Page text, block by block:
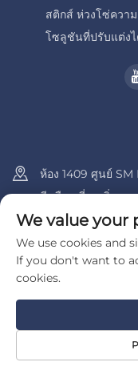
สติกส์ ห่วงโซ่ควา
โซลูชันที่ปรับแต่ง
ห้อง 1409 ศูนย์
ลี เมืองเซี่ยเหมิ่น ม
+86-13600956803
[email protected]
สงวนลิขสิทธิ์ © 2025 โดย
เป็นส่วนตัว
We value your
We use cookies and
If you don't want to
cookies.